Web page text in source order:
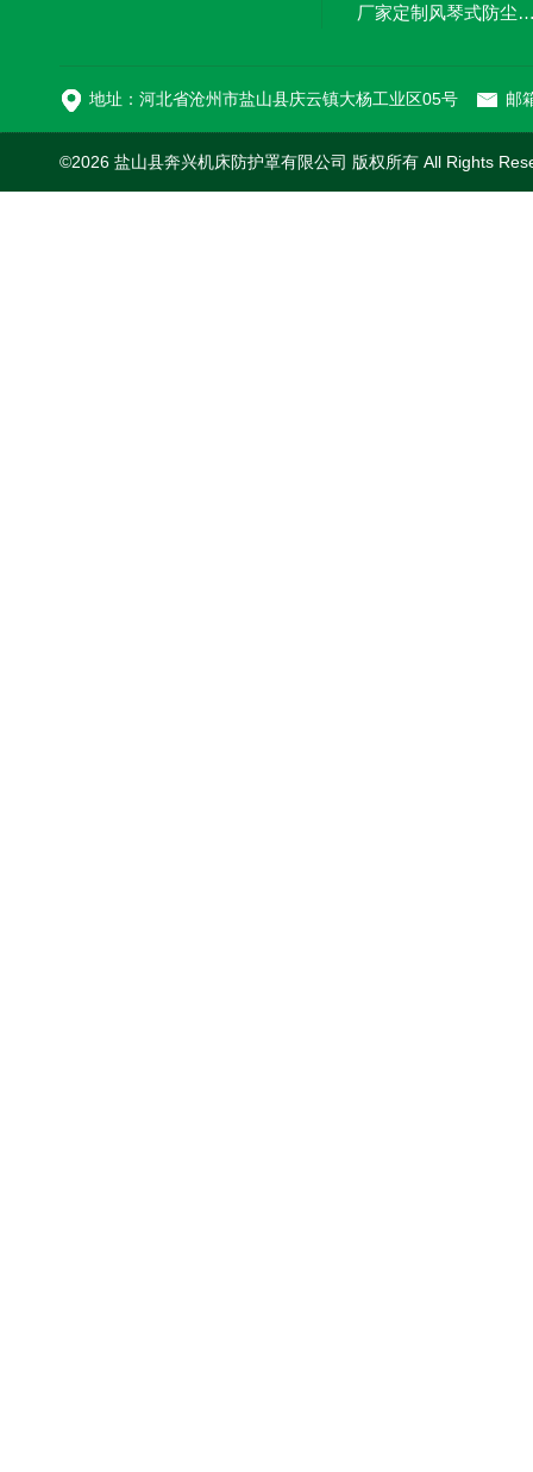
厂家定制风琴式
地址：河北省沧州市盐山县庆云镇大杨工业区05号 邮
©2026 盐山县奔兴机床防护罩有限公司 版权所有 All Rights